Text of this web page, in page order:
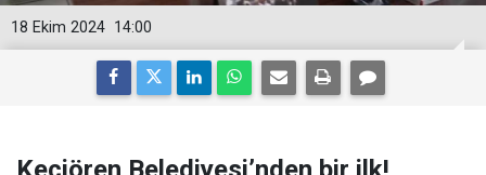
14:00
18 Ekim 2024